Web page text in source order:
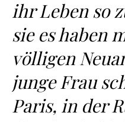
ihr Leben so
sie es haben
völligen
junge Frau
Paris, in der